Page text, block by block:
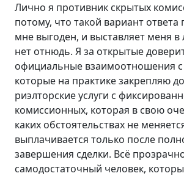
Лично я противник скрытых
потому, что такой вариант ответа
мне выгоден, и выставляет меня в
нет отнюдь. Я за открытые
официальные взаимоотношения с
которые на практике закрепляю
риэлторские услуги с
комиссионных, которая в свою
каких обстоятельствах не
выплачивается только после
завершения сделки. Всё
самодостаточный человек,